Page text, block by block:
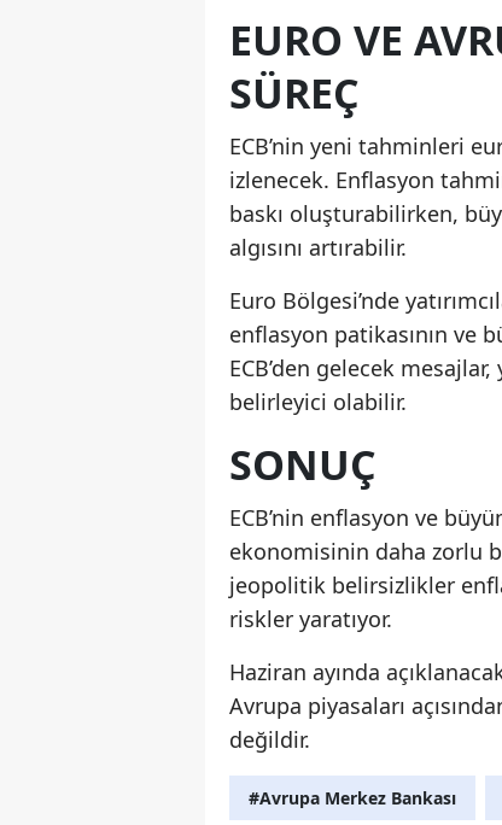
EURO VE
SÜREÇ
ECB’nin yeni tahminleri
izlenecek. Enflasyon
baskı oluşturabilirken,
algısını artırabilir.
Euro Bölgesi’nde
enflasyon patikasının ve
ECB’den gelecek
belirleyici olabilir.
SONUÇ
ECB’nin enflasyon ve
ekonomisinin daha zorlu
jeopolitik belirsizlikler
riskler yaratıyor.
Haziran ayında
Avrupa piyasaları
değildir.
#Avrupa Merkez Bankası